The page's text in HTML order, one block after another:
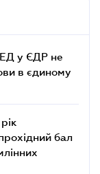
у ЄДР не
в єдиному
бал